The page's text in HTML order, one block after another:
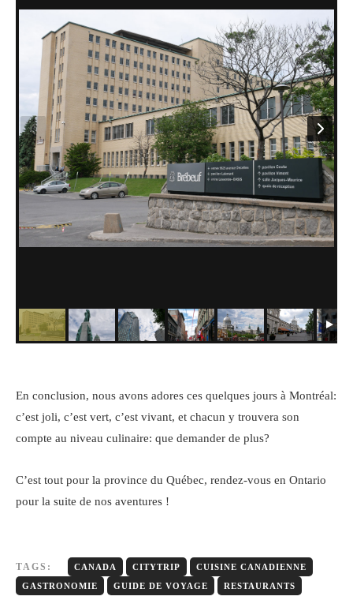
En conclusion, nous avons adores ces quelques jours à Montréal:
c’est joli, c’est vert, c’est vivant, et chacun y trouvera son
compte au niveau culinaire: que demander de plus?
C’est tout pour la province du Québec, rendez-vous en Ontario
pour la suite de nos aventures !
TAGS: CANADA CITYTRIP
CUISINE CANADIENNE
GASTRONOMIE
GUIDE DE VOYAGE RESTAURANTS